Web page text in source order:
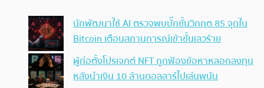
นักพัฒนาใช้ AI ตรวจพบบั๊กขั้นวิกฤต 85 จุดใน
Bitcoin เตือนสถานการณ์เข้าขั้นเลวร้าย
ผู้ก่อตั้งโปรเจกต์ NFT ถูกฟ้องข้อหาหลอกลงทุน
หลังนำเงิน 10 ล้านดอลลาร์ไปเล่นพนัน